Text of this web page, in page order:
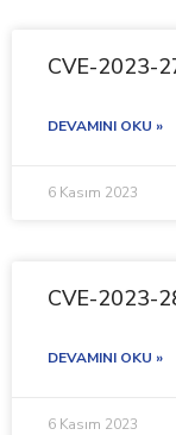
CVE-2023-
DEVAMINI OKU »
6 Kasım 2023
CVE-2023-
DEVAMINI OKU »
6 Kasım 2023